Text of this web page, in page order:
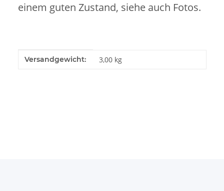
einem guten Zustand, siehe auch Fotos.
Produkteigenschaft
Wert
Versandgewicht: 3,00 kg